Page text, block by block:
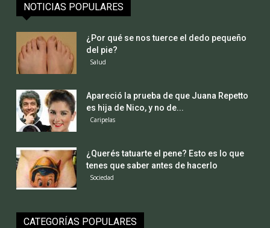
NOTICIAS POPULARES
¿Por qué se nos tuerce el dedo pequeño
del pie?
Salud
Apareció la prueba de que Juana Repetto
es hija de Nico, y no de...
Caripelas
¿Querés tatuarte el pene? Esto es lo que
tenes que saber antes de hacerlo
Sociedad
CATEGORÍAS POPULARES